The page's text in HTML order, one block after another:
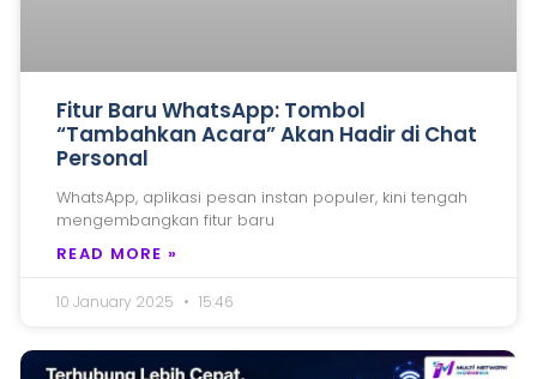
Fitur Baru WhatsApp: Tombol
“Tambahkan Acara” Akan Hadir di Chat
Personal
WhatsApp, aplikasi pesan instan populer, kini tengah
mengembangkan fitur baru
READ MORE »
10 January 2025 15:46